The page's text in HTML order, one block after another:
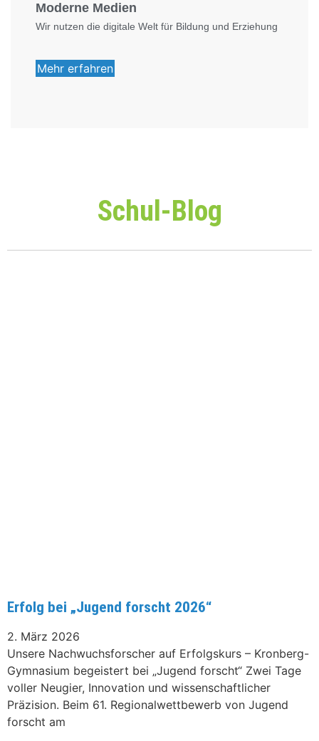
Moderne Medien
Wir nutzen die digitale Welt für Bildung und Erziehung
Mehr erfahren
Schul-Blog
Erfolg bei „Jugend forscht 2026“
2. März 2026
Unsere Nachwuchsforscher auf Erfolgskurs – Kronberg-
Gymnasium begeistert bei „Jugend forscht“ Zwei Tage
voller Neugier, Innovation und wissenschaftlicher
Präzision. Beim 61. Regionalwettbewerb von Jugend
forscht am